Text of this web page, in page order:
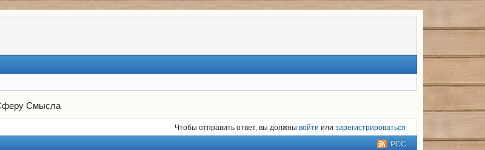
Смысла
Чтобы отправить ответ, вы должны войти или зарегистрироваться
РСС